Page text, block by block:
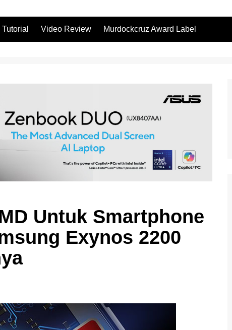
Tutorial Video Review Murdockcruz Award Label
Untuk Smartphone
Exynos 2200